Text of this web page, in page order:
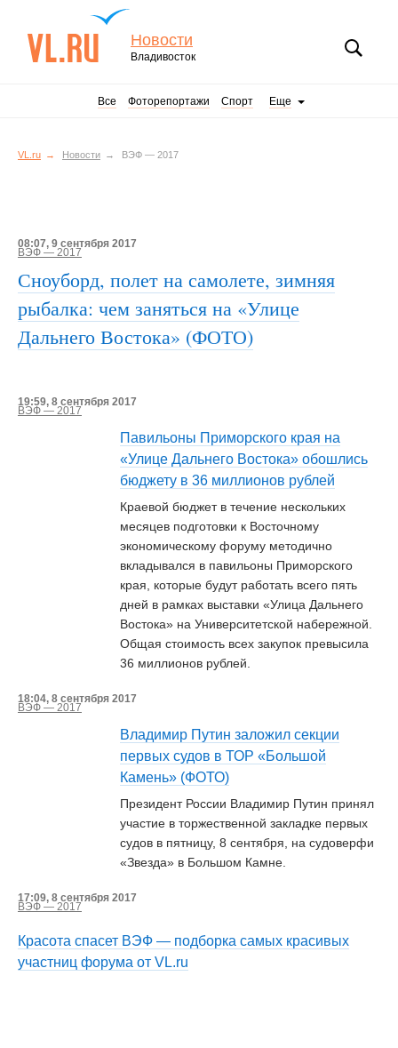
Новости
Владивосток
Все Фоторепортажи Спорт Еще
VL.ru Новости ВЭФ — 2017
08:07, 9 сентября 2017
ВЭФ — 2017
Сноуборд, полет на самолете, зимняя
рыбалка: чем заняться на «Улице
Дальнего Востока» (ФОТО)
19:59, 8 сентября 2017
ВЭФ — 2017
Павильоны Приморского края на
«Улице Дальнего Востока» обошлись
бюджету в 36 миллионов рублей
Краевой бюджет в течение нескольких
месяцев подготовки к Восточному
экономическому форуму методично
вкладывался в павильоны Приморского
края, которые будут работать всего пять
дней в рамках выставки «Улица Дальнего
Востока» на Университетской набережной.
Общая стоимость всех закупок превысила
36 миллионов рублей.
18:04, 8 сентября 2017
ВЭФ — 2017
Владимир Путин заложил секции
первых судов в ТОР «Большой
Камень» (ФОТО)
Президент России Владимир Путин принял
участие в торжественной закладке первых
судов в пятницу, 8 сентября, на судоверфи
«Звезда» в Большом Камне.
17:09, 8 сентября 2017
ВЭФ — 2017
Красота спасет ВЭФ — подборка самых красивых
участниц форума от VL.ru